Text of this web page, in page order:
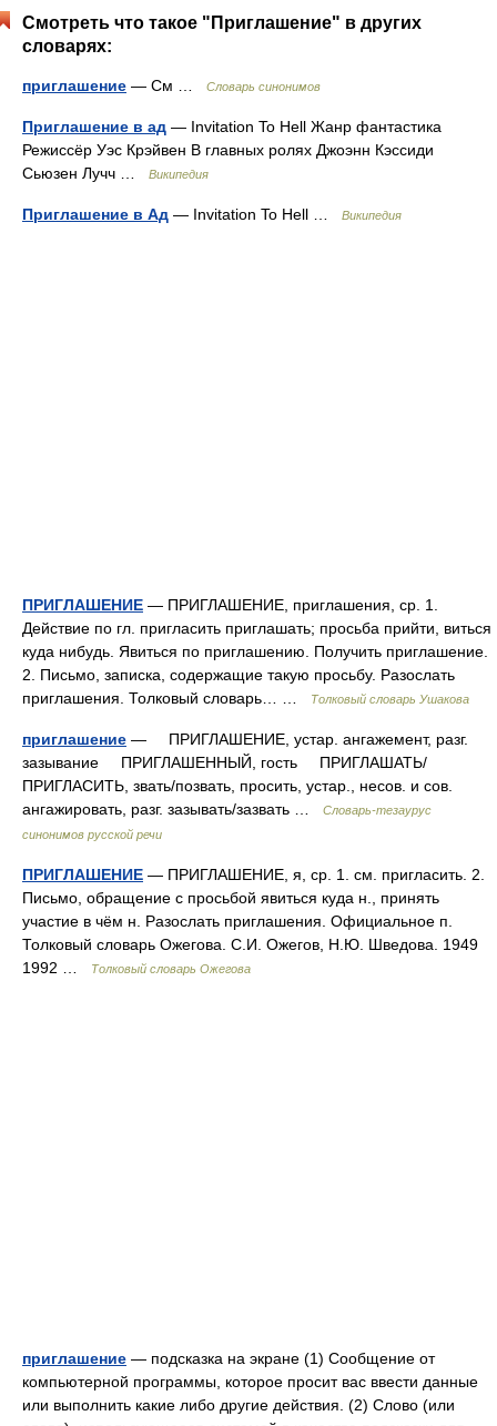
Смотреть что такое "Приглашение" в других
словарях:
приглашение — См … Словарь синонимов
Приглашение в ад — Invitation To Hell Жанр фантастика
Режиссёр Уэс Крэйвен В главных ролях Джоэнн Кэссиди
Сьюзен Лучч …
Википедия
Приглашение в Ад — Invitation To Hell … Википедия
ПРИГЛАШЕНИЕ — ПРИГЛАШЕНИЕ, приглашения, ср. 1.
Действие по гл. пригласить приглашать; просьба прийти, виться
куда нибудь. Явиться по приглашению. Получить приглашение.
2. Письмо, записка, содержащие такую просьбу. Разослать
приглашения. Толковый словарь… …
Толковый словарь Ушакова
приглашение — ПРИГЛАШЕНИЕ, устар. ангажемент, разг.
зазывание ПРИГЛАШЕННЫЙ, гость ПРИГЛАШАТЬ/
ПРИГЛАСИТЬ, звать/позвать, просить, устар., несов. и сов.
ангажировать, разг. зазывать/зазвать …
Словарь-тезаурус
синонимов русской речи
ПРИГЛАШЕНИЕ — ПРИГЛАШЕНИЕ, я, ср. 1. см. пригласить. 2.
Письмо, обращение с просьбой явиться куда н., принять
участие в чём н. Разослать приглашения. Официальное п.
Толковый словарь Ожегова. С.И. Ожегов, Н.Ю. Шведова. 1949
1992 …
Толковый словарь Ожегова
приглашение — подсказка на экране (1) Сообщение от
компьютерной программы, которое просит вас ввести данные
или выполнить какие либо другие действия. (2) Слово (или